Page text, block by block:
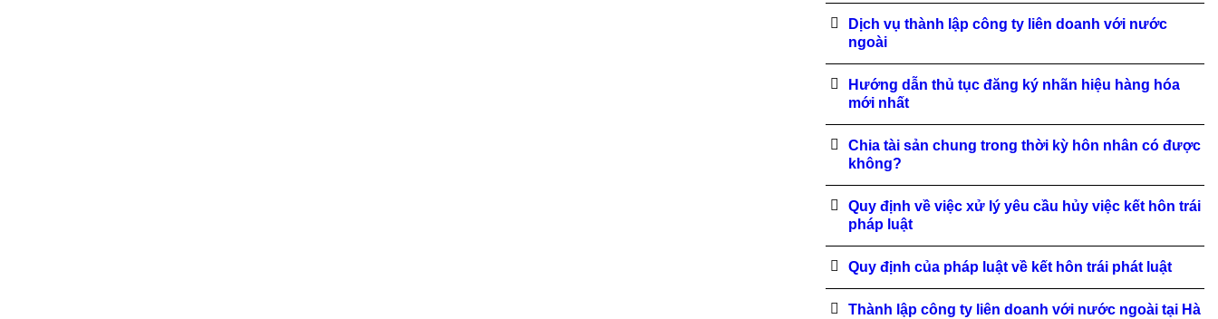
Dịch vụ thành lập công ty liên doanh với nước
ngoài
Hướng dẫn thủ tục đăng ký nhãn hiệu hàng hóa
mới nhất
Chia tài sản chung trong thời kỳ hôn nhân có được
không?
Quy định về việc xử lý yêu cầu hủy việc kết hôn trái
pháp luật
Quy định của pháp luật về kết hôn trái phát luật
Thành lập công ty liên doanh với nước ngoài tại Hà